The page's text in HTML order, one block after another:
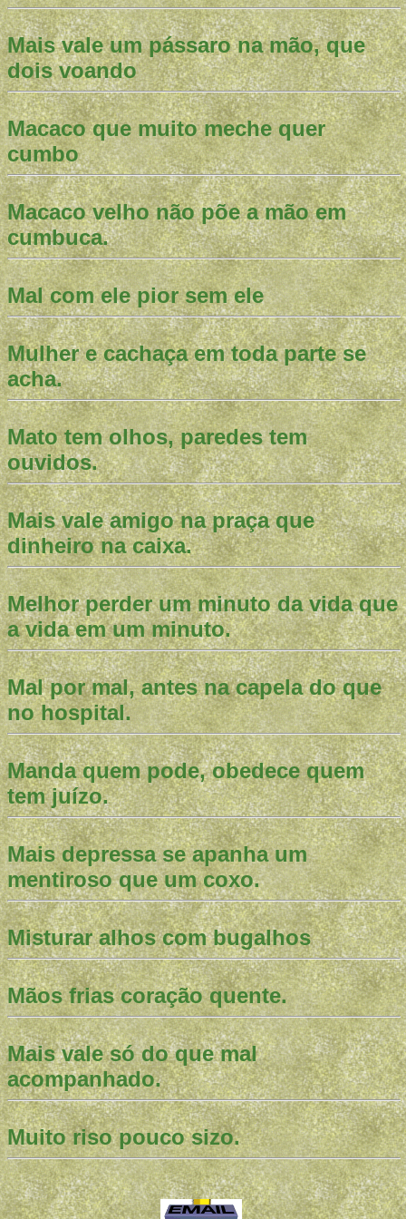
Mais vale um pássaro na mão, que
dois voando
Macaco que muito meche quer
cumbo
Macaco velho não põe a mão em
cumbuca.
Mal com ele pior sem ele
Mulher e cachaça em toda parte se
acha.
Mato tem olhos, paredes tem
ouvidos.
Mais vale amigo na praça que
dinheiro na caixa.
Melhor perder um minuto da vida que
a vida em um minuto.
Mal por mal, antes na capela do que
no hospital.
Manda quem pode, obedece quem
tem juízo.
Mais depressa se apanha um
mentiroso que um coxo.
Misturar alhos com bugalhos
Mãos frias coração quente.
Mais vale só do que mal
acompanhado.
Muito riso pouco sizo.